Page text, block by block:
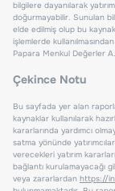
bilgilere dayanılarak
doğurmayabilir. Sunulan
elde edilmiş olup bu
işlemlerde
Papara Menkul Değerler
Çekince Notu
Bu sayfada yer alan
kaynaklar kullanılarak
kararlarında yardımcı
satma yönünde
verecekleri yatırım
bağlantı kurulamayacağı
veya zararlardan https://